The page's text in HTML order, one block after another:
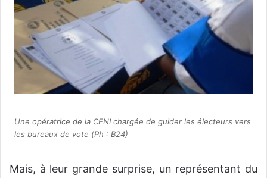
Une opératrice de la CENI chargée de guider les électeurs vers
les bureaux de vote (Ph : B24)
Mais, à leur grande surprise, un représentant du